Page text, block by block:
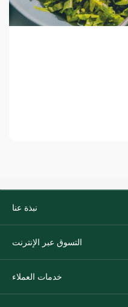
نبذة عنا
التسوق عبر الإنترنت
خدمات العملاء